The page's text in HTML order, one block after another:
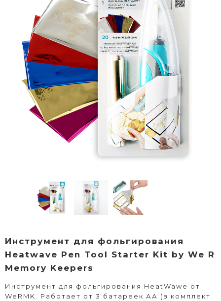
Инструмент для фольгирования
Heatwave Pen Tool Starter Kit by We R
Memory Keepers
Инструмент для фольгирования HeatWawe от
WeRMK. Работает от 3 батареек АА (в комплект